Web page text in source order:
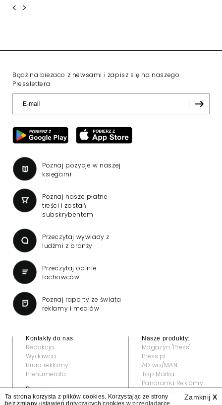
< >
Bądź na bieżaco z newsami i zapisz się na naszego
Presslettera
Poznaj pozycje w naszej
księgarni
Poznaj nasze płatne
treści i zostań
subskrybentem
Przeczytaj wywiady z
ludźmi z branży
Przeczytaj opinie
fachowców
Poznaj raporty ze świata
reklamy i mediów
Kontakty do nas
Redakcja
Wydawca
Biuro reklamy
Prenumerata
Prawne:
Regulamin
Nasze produkty:
Magazyn "Press"
Press.pl
AD wo/MAN
Top Marka
Panorama Reklamy
Zamknij X
Ta strona korzysta z plików cookies. Korzystając ze strony
bez zmiany ustawień dotyczących cookies w przeglądarce